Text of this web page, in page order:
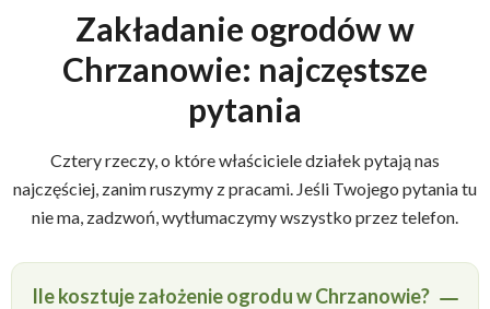
Zakładanie ogrodów w
Chrzanowie: najczęstsze
pytania
Cztery rzeczy, o które właściciele działek pytają nas
najczęściej, zanim ruszymy z pracami. Jeśli Twojego pytania tu
nie ma, zadzwoń, wytłumaczymy wszystko przez telefon.
Ile kosztuje założenie ogrodu w Chrzanowie?